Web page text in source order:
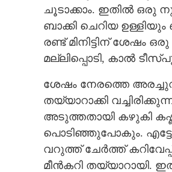
ചൂടാക്കാം. ഇതിൽ ഒരു
ബാക്കി ചെറിയ
രണ്ട് മിനിട്ടിന്
മല്ലിപ്പൊടി, കാൽ
ശേഷം നേരത്തെ
തയ്യാറാക്കി
അടുത്തതായി കഴുകി
പൊടിഞ്ഞുപോകും. എട്ടോ
വറുത്ത് ചേർത്ത്
മീൻകറി തയ്യാറായി.